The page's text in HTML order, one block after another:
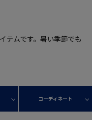
テムです。暑い季節でも
コーディネート